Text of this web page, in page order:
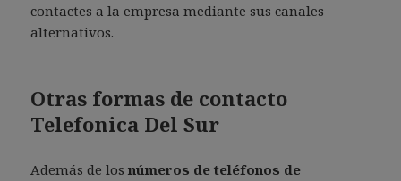
contactes a la empresa mediante sus canales
alternativos.
Otras formas de contacto
Telefonica Del Sur
Además de losnúmeros de teléfonos de